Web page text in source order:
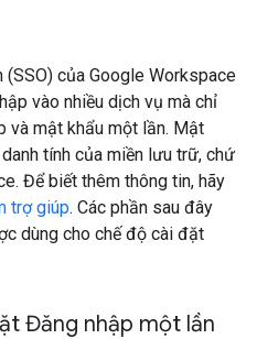
của Google Workspace
vào nhiều dịch vụ mà chỉ
và mật khẩu một lần. Mật
tính của miền lưu trữ, chứ
Để biết thêm thông tin, hãy
trợ giúp. Các phần sau đây
dùng cho chế độ cài đặt
Đăng nhập một lần